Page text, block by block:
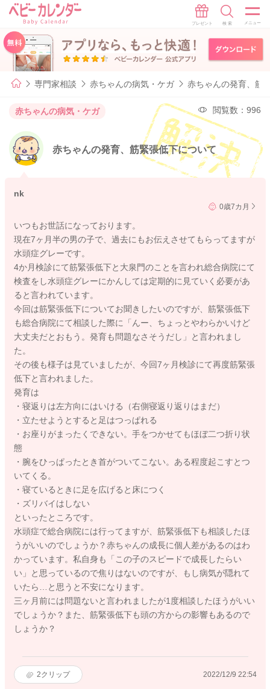
専門家相談 赤ちゃんの病気・ケガ 赤ちゃんの発育、筋
赤ちゃんの病気・ケガ 閲覧数：996
赤ちゃんの発育、筋緊張低下について
nk
0歳7カ月
いつもお世話になっております。
現在7ヶ月半の男の子で、過去にもお伝えさせてもらってますが
水頭症グレーです。
4か月検診にて筋緊張低下と大泉門のことを言われ総合病院にて
検査をし水頭症グレーにかんしては定期的に見ていく必要があ
ると言われています。
今回は筋緊張低下についてお聞きしたいのですが、筋緊張低下
も総合病院にて相談した際に「んー、ちょっとやわらかいけど
大丈夫だとおもう。発育も問題なさそうだし」と言われまし
た。
その後も様子は見ていましたが、今回7ヶ月検診にて再度筋緊張
低下と言われました。
発育は
・寝返りは左方向にはいける（右側寝返り返りはまだ）
・立たせようとすると足はつっぱれる
・お座りがまったくできない。手をつかせてもほぼ二つ折り状
態
・腕をひっぱったとき首がついてこない。ある程度起こすとつ
いてくる。
・寝ているときに足を広げると床につく
・ズリバイはしない
といったところです。
水頭症で総合病院には行ってますが、筋緊張低下も相談したほ
うがいいのでしょうか？赤ちゃんの成長に個人差があるのはわ
かっています。私自身も「この子のスピードで成長したらい
い」と思っているので焦りはないのですが、もし病気が隠れて
いたら…と思うと不安になります。
三ヶ月前には問題ないと言われましたが1度相談したほうがいい
でしょうか？また、筋緊張低下も頭の方からの影響もあるので
しょうか？
2クリップ 2022/12/9 22:54